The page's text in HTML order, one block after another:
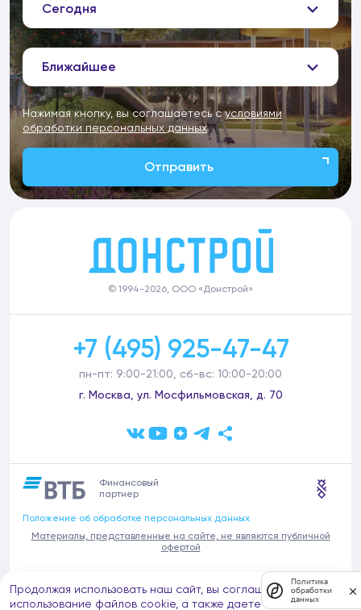
Сегодня
Ближайшее
Нажимая кнопку, вы соглашаетесь сусловиями
обработки персональных данных
Отправить
© 1994-2026, ООО «Донстрой»
+7 (495) 925-47-47
пн-пт: 9:00-21:00, сб-вс: 10:00-20:00
г. Москва, ул. Мосфильмовская, д. 70
Финансовый
партнер
Положение об обработке персональных данных
Материалы, представленные на сайте, не являются публичной
офертой
В связи с участившимися случаями предложений частных услуг от
имени компании Донстрой (проведения ремонтов, продажи
отделочных материалов и т.п.), обращаем внимание на то, что
Продолжая использовать наш сайт, вы соглашаетесь на
использование файлов cookie, а также даете согласие на
Политика
обработки
данных